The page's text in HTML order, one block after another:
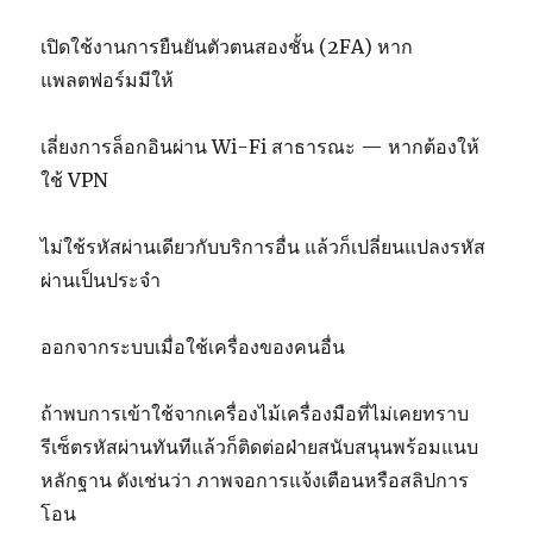
เปิดใช้งานการยืนยันตัวตนสองชั้น (2FA) หาก
แพลตฟอร์มมีให้
เลี่ยงการล็อกอินผ่าน Wi-Fi สาธารณะ — หากต้องให้
ใช้ VPN
ไม่ใช้รหัสผ่านเดียวกับบริการอื่น แล้วก็เปลี่ยนแปลงรหัส
ผ่านเป็นประจำ
ออกจากระบบเมื่อใช้เครื่องของคนอื่น
ถ้าพบการเข้าใช้จากเครื่องไม้เครื่องมือที่ไม่เคยทราบ
รีเซ็ตรหัสผ่านทันทีแล้วก็ติดต่อฝ่ายสนับสนุนพร้อมแนบ
หลักฐาน ดังเช่นว่า ภาพจอการแจ้งเตือนหรือสลิปการ
โอน